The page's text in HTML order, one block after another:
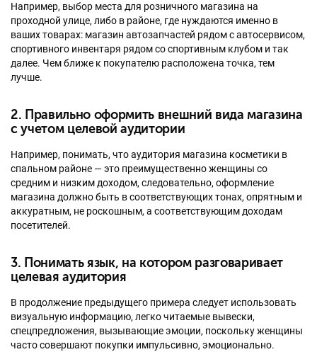
Например, выбор места для розничного магазина на
проходной улице, либо в районе, где нуждаются именно в
ваших товарах: магазин автозапчастей рядом с автосервисом,
спортивного инвентаря рядом со спортивным клубом и так
далее. Чем ближе к покупателю расположена точка, тем
лучше.
2. Правильно оформить внешний вида магазина
с учетом целевой аудитории
Например, понимать, что аудитория магазина косметики в
спальном районе — это преимущественно женщины со
средним и низким доходом, следовательно, оформление
магазина должно быть в соответствующих тонах, опрятным и
аккуратным, не роскошным, а соответствующим доходам
посетителей.
3. Понимать язык, на котором разговаривает
целевая аудитория
В продолжение предыдущего примера следует использовать
визуальную информацию, легко читаемые вывески,
спецпредложения, вызывающие эмоции, поскольку женщины
часто совершают покупки импульсивно, эмоционально.